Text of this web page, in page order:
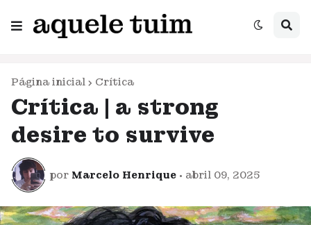
Página inicial Crítica
Crítica | a strong
desire to survive
por Marcelo Henrique • abril 09, 2025